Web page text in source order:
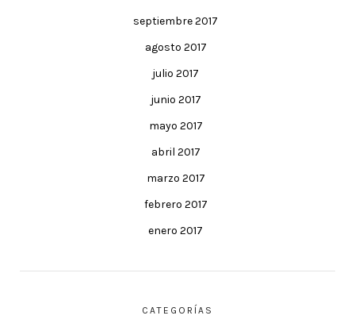
septiembre 2017
agosto 2017
julio 2017
junio 2017
mayo 2017
abril 2017
marzo 2017
febrero 2017
enero 2017
CATEGORÍAS